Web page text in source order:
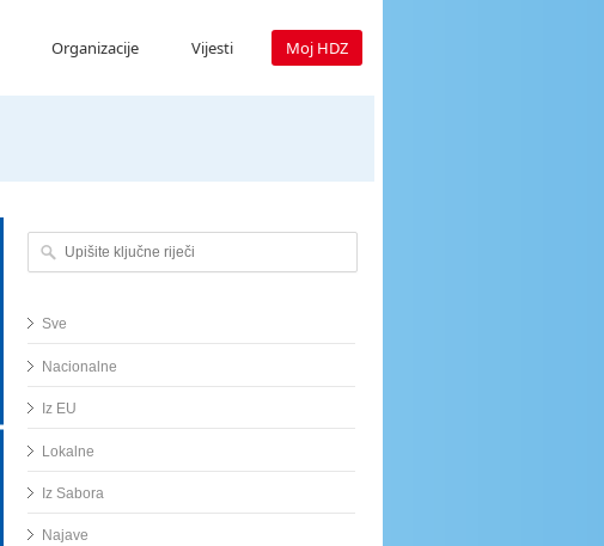
Moj HDZ
Vijesti
Organizacije
Upišite ključne riječi
Sve
Nacionalne
Iz EU
Lokalne
Iz Sabora
Najave